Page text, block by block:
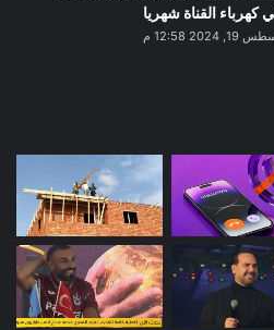
كهرباء القناة شهريا
12:58 م